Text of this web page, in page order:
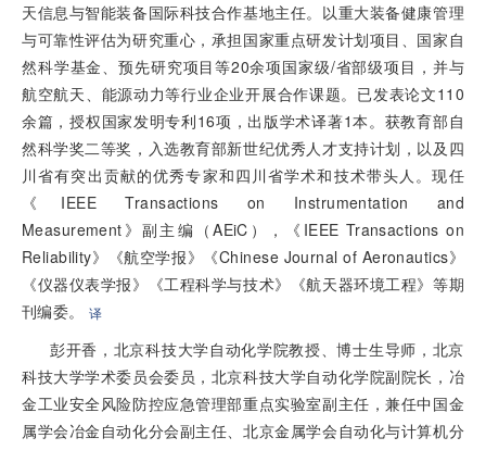
天信息与智能装备国际科技合作基地主任。以重大装备健康管理
与可靠性评估为研究重心，承担国家重点研发计划项目、国家自
然科学基金、预先研究项目等20余项国家级/省部级项目，并与
航空航天、能源动力等行业企业开展合作课题。已发表论文110
余篇，授权国家发明专利16项，出版学术译著1本。获教育部自
然科学奖二等奖，入选教育部新世纪优秀人才支持计划，以及四
川省有突出贡献的优秀专家和四川省学术和技术带头人。现任
《IEEE Transactions on Instrumentation and
Measurement》副主编（AEiC），《IEEE Transactions on
Reliability》《航空学报》《Chinese Journal of Aeronautics》
《仪器仪表学报》《工程科学与技术》《航天器环境工程》等期
刊编委。
译
彭开香，北京科技大学自动化学院教授、博士生导师，北京
科技大学学术委员会委员，北京科技大学自动化学院副院长，冶
金工业安全风险防控应急管理部重点实验室副主任，兼任中国金
属学会冶金自动化分会副主任、北京金属学会自动化与计算机分